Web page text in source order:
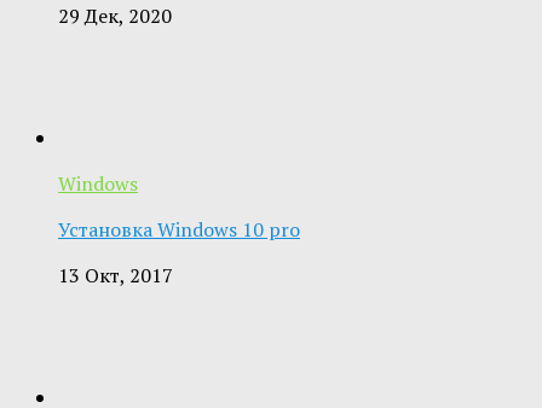
29 Дек, 2020
Windows
Установка Windows 10 pro
13 Окт, 2017